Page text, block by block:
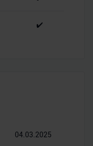
✔️
04.03.2025